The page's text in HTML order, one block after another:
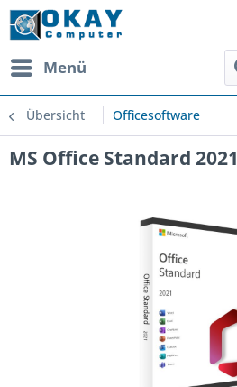
Menü
Übersicht Officesoftware
MS Office Standard 2021